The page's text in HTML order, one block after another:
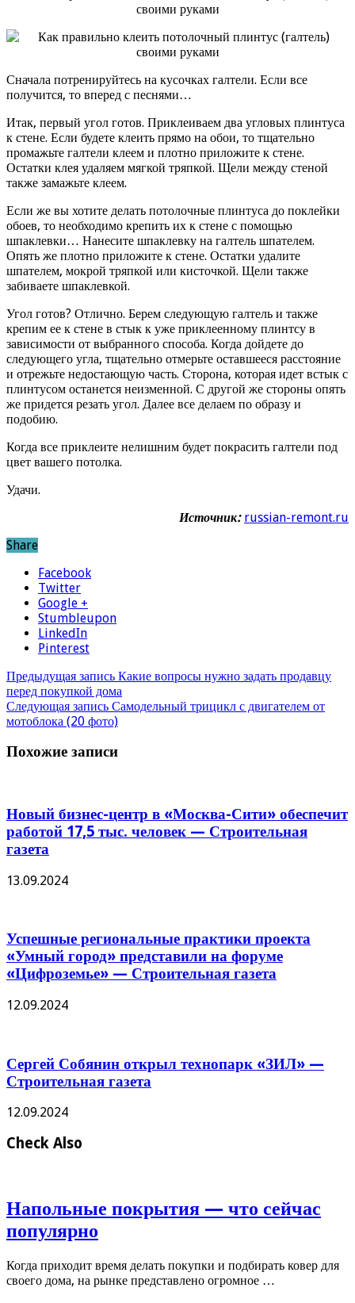
Сначала потренируйтесь на кусочках галтели. Если все
получится, то вперед с песнями…
Итак, первый угол готов. Приклеиваем два угловых плинтуса
к стене. Если будете клеить прямо на обои, то тщательно
промажьте галтели клеем и плотно приложите к стене.
Остатки клея удаляем мягкой тряпкой. Щели между стеной
также замажьте клеем.
Если же вы хотите делать потолочные плинтуса до поклейки
обоев, то необходимо крепить их к стене с помощью
шпаклевки… Нанесите шпаклевку на галтель шпателем.
Опять же плотно приложите к стене. Остатки удалите
шпателем, мокрой тряпкой или кисточкой. Щели также
забиваете шпаклевкой.
Угол готов? Отлично. Берем следующую галтель и также
крепим ее к стене в стык к уже приклеенному плинтсу в
зависимости от выбранного способа. Когда дойдете до
следующего угла, тщательно отмерьте оставшееся расстояние
и отрежьте недостающую часть. Сторона, которая идет встык с
плинтусом останется неизменной. С другой же стороны опять
же придется резать угол. Далее все делаем по образу и
подобию.
Когда все приклеите нелишним будет покрасить галтели под
цвет вашего потолка.
Удачи.
Источник: russian-remont.ru
Share
Facebook
Twitter
Google +
Stumbleupon
LinkedIn
Pinterest
Предыдущая запись Какие вопросы нужно задать продавцу
перед покупкой дома
Следующая запись Самодельный трицикл с двигателем от
мотоблока (20 фото)
Похожие записи
Новый бизнес-центр в «Москва-Сити» обеспечит
работой 17,5 тыс. человек — Строительная
газета
13.09.2024
Успешные региональные практики проекта
«Умный город» представили на форуме
«Цифроземье» — Строительная газета
12.09.2024
Сергей Собянин открыл технопарк «ЗИЛ» —
Строительная газета
12.09.2024
Check Also
Напольные покрытия — что сейчас
популярно
Когда приходит время делать покупки и подбирать ковер для
своего дома, на рынке представлено огромное …